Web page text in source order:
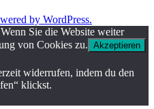
by WordPress.
Sie die Website weiter
von Cookies zu. Akzeptieren
widerrufen, indem du den
klickst.